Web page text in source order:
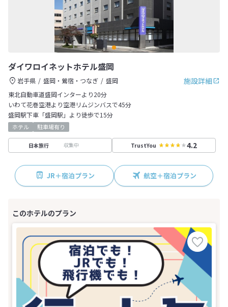
ダイワロイネットホテル盛岡
施設詳細
岩手県 盛岡・鶯宿・つなぎ
盛岡
東北自動車道盛岡インターより20分
いわて花巻空港より空港リムジンバスで45分
盛岡駅下車「盛岡駅」より徒歩で15分
ホテル 駐車場有り
日本旅行 収集中 TrustYou 4.2
JR＋宿泊プラン 航空＋宿泊プラン